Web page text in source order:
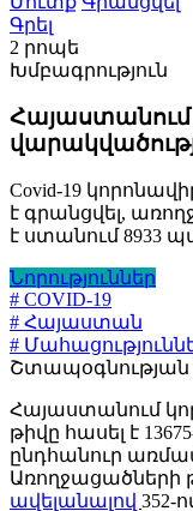
Գրել
2 րոպե
Խմբագրություն
Covid-19
է գրանցվել,
է ստանում 8933
Նորություններ
# COVID-19
# Հայաստան
#
Շտապօգնության
Հայաստանում
թիվը հասել է
ընդհանուր
Առողջացածների
ավելանալով 352-